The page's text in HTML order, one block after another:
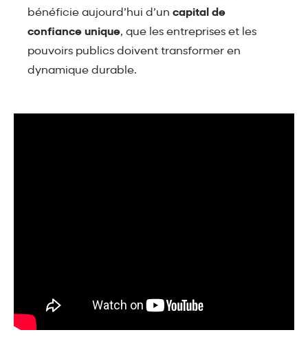
bénéficie aujourd’hui d’un capital de
confiance unique, que les entreprises et les
pouvoirs publics doivent transformer en
dynamique durable.